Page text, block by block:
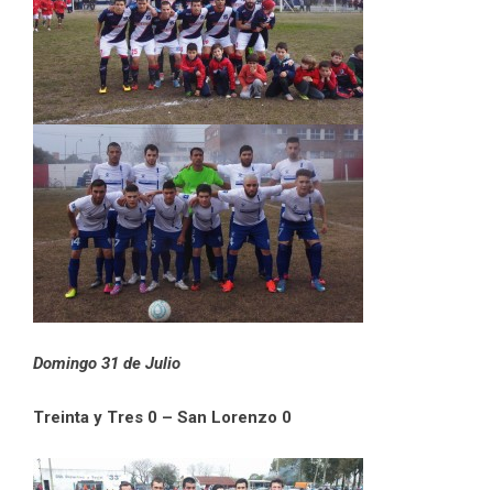
Domingo 31 de Julio
Treinta y Tres 0 – San Lorenzo 0